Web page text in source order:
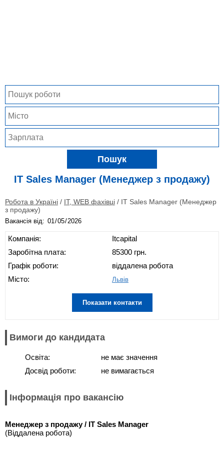
Пошук
IT Sales Manager (Менеджер з продажу)
Робота в Україні / IT, WEB фахівці / IT Sales Manager (Менеджер
з продажу)
Вакансія від:
Компанія:
Заробітна плата:
Графік роботи:
Місто:
Itcapital
85300 грн.
віддалена робота
Львів
Показати контакти
Вимоги до кандидата
Освіта:
Досвід роботи:
не має значення
не вимагається
Інформація про вакансію
Менеджер з продажу / IT Sales Manager
(Віддалена робота)